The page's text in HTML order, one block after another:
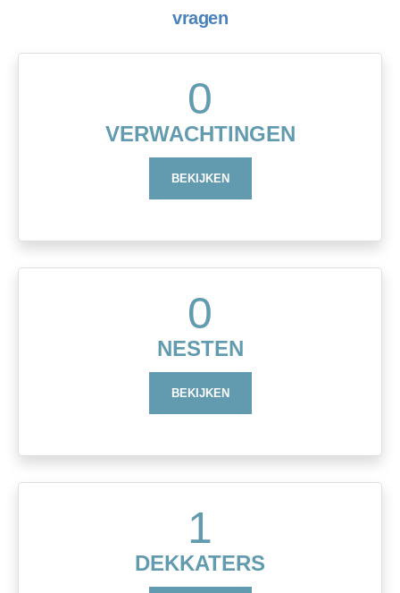
vragen
0
VERWACHTINGEN
BEKIJKEN
0
NESTEN
BEKIJKEN
1
DEKKATERS